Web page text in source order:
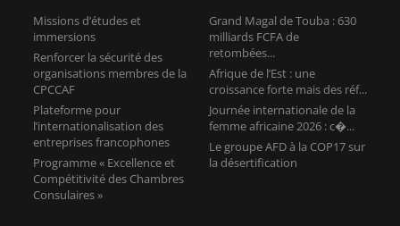
Missions d’études et
immersions
Renforcer la sécurité des
organisations membres de la
CPCCAF
Plateforme pour
l’internationalisation des
entreprises francophones
Programme « Excellence et
Compétitivité des Chambres
Consulaires »
Grand Magal de Touba : 630
milliards FCFA de
retombées...
Afrique de l’Est : une
croissance forte mais des réf...
Journée internationale de la
femme africaine 2026 : c�...
Le groupe AFD à la COP17 sur
la désertification